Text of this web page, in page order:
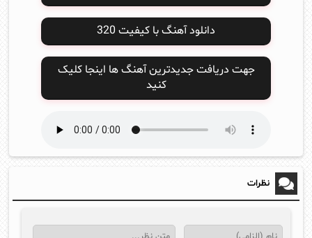
دانلود آهنگ با کیفیت 320
جهت دریافت جدیدترین آهنگ ها اینجا کلیک
کنید
نظرات